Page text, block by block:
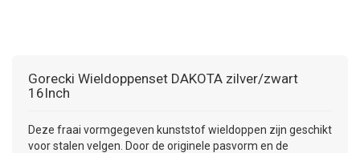
INFORMATIE OVER WETGEVING
Gorecki Wieldoppenset DAKOTA zilver/zwart
16Inch
Deze fraai vormgegeven kunststof wieldoppen zijn geschikt
voor stalen velgen. Door de originele pasvorm en de